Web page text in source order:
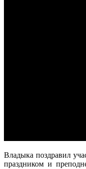
Владыка поздравил
праздником и